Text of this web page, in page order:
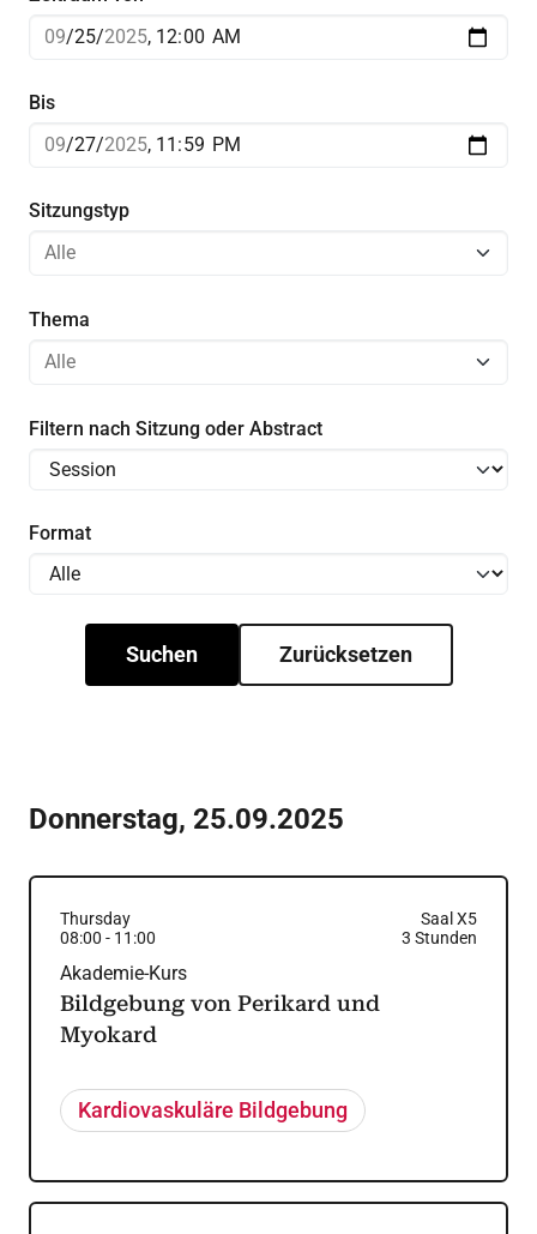
Bis
Sitzungstyp
Thema
Filtern nach Sitzung oder Abstract
Format
Suchen Zurücksetzen
Donnerstag, 25.09.2025
Thursday
Saal X5
08:00 - 11:00 3 Stunden
Akademie-Kurs
Bildgebung von Perikard und
Myokard
Kardiovaskuläre Bildgebung